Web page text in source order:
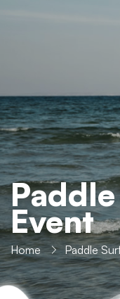
Event
Home Paddle